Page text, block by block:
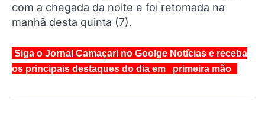
com a chegada da noite e foi retomada na
manhã desta quinta (7).
Siga o Jornal Camaçari no Goolge Notícias e receba
os principais destaques do dia em primeira mão